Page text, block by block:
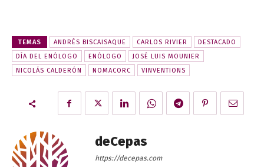
TEMAS ANDRÉS BISCAISAQUE CARLOS RIVIER
DESTACADO
DÍA DEL ENÓLOGO
ENÓLOGO
JOSÉ LUIS MOUNIER
NICOLÁS CALDERÓN
NOMACORC VINVENTIONS
deCepas
https://decepas.com